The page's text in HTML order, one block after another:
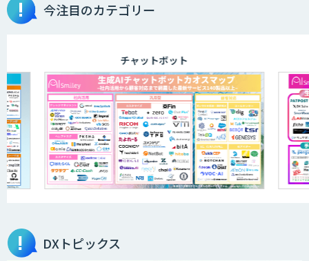
今注目のカテゴリー
チャットボット
DXトピックス